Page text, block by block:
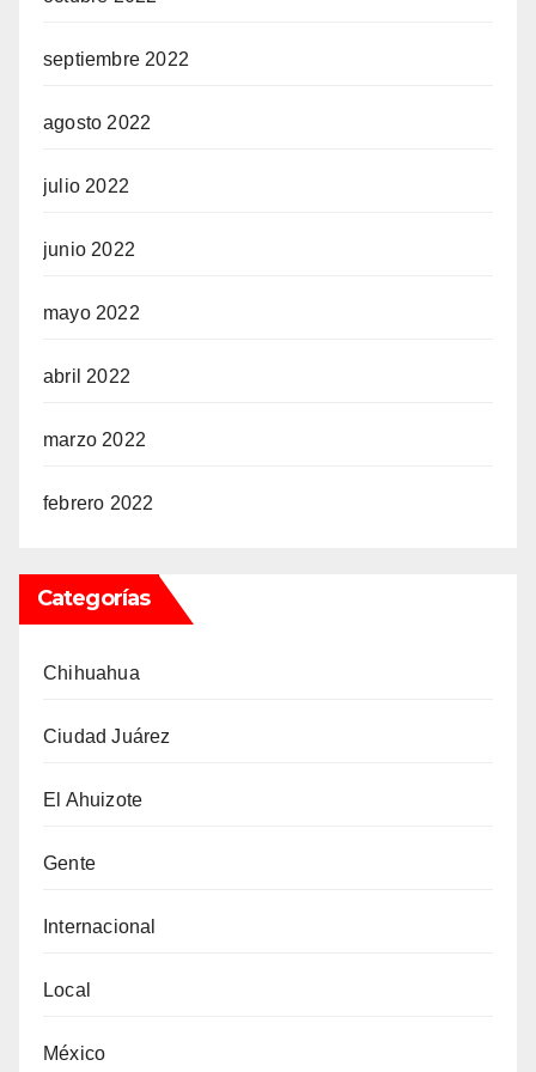
septiembre 2022
agosto 2022
julio 2022
junio 2022
mayo 2022
abril 2022
marzo 2022
febrero 2022
Categorías
Chihuahua
Ciudad Juárez
El Ahuizote
Gente
Internacional
Local
México